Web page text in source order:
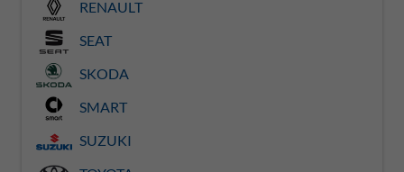
RENAULT
SEAT
SKODA
SMART
SUZUKI